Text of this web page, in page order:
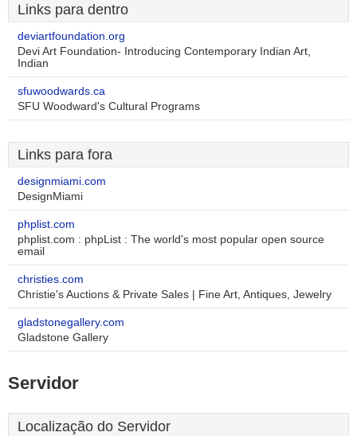
Links para dentro
deviartfoundation.org
Devi Art Foundation- Introducing Contemporary Indian Art,
Indian
sfuwoodwards.ca
SFU Woodward's Cultural Programs
Links para fora
designmiami.com
DesignMiami
phplist.com
phplist.com : phpList : The world's most popular open source
email
christies.com
Christie's Auctions & Private Sales | Fine Art, Antiques, Jewelry
gladstonegallery.com
Gladstone Gallery
Servidor
Localização do Servidor